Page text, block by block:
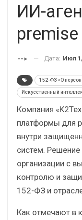
ИИ-
premise
--> Дата: Июл
152-ФЗ «О
Искусственный
Компания
платформы для
внутри
систем. Решение
организации с
контролю и
152-ФЗ и
Как отмечают в